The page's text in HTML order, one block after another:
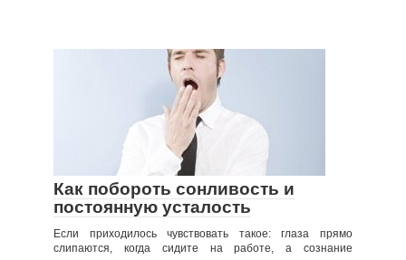
Как побороть сонливость и
постоянную усталость
Если приходилось чувствовать такое: глаза прямо
слипаются, когда сидите на работе, а сознание